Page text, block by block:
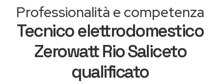
Professionalità e competenza
Tecnico elettrodomestico
Zerowatt Rio Saliceto
qualificato